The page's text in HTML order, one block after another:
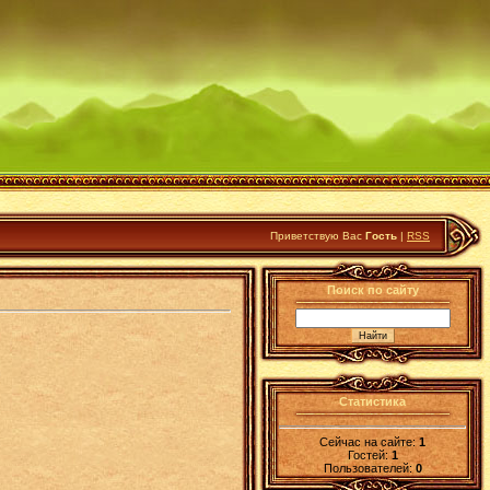
Приветствую Вас Гость | RSS
Поиск по сайту
Статистика
Сейчас на сайте: 1
Гостей:1
Пользователей: 0